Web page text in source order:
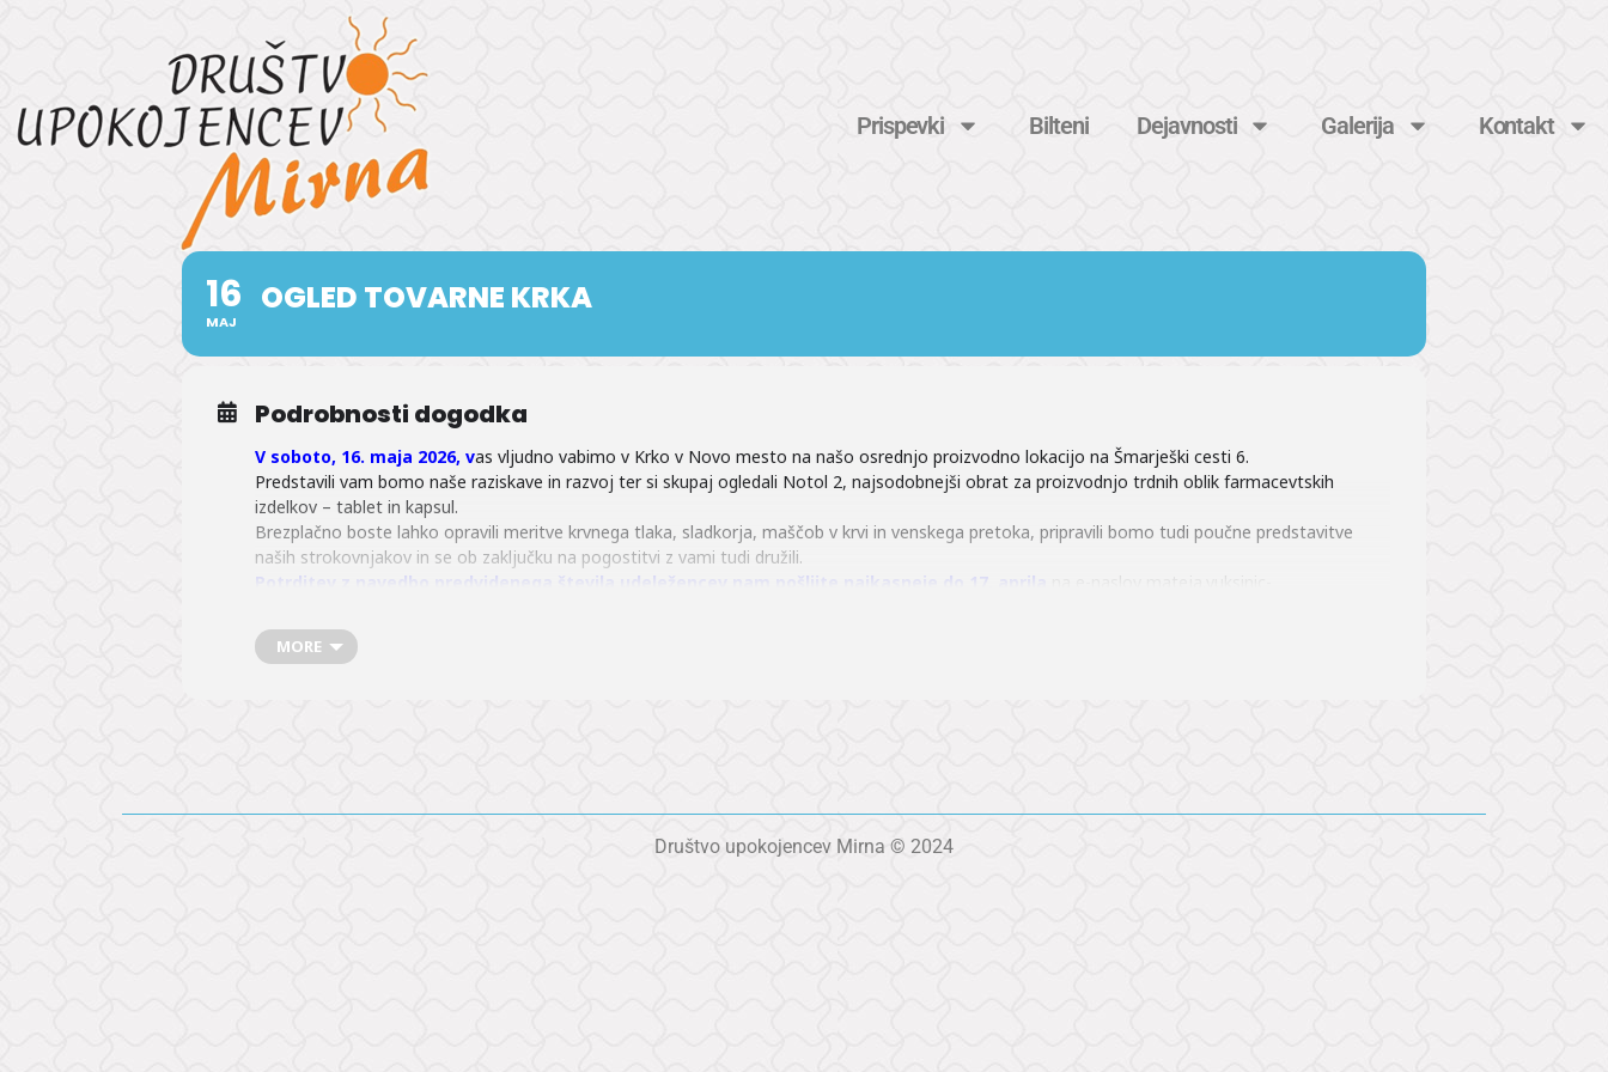
Prispevki Bilteni Dejavnosti Galerija Kontakt
16
MAJ
OGLED TOVARNE KRKA
Podrobnosti dogodka
V soboto, 16. maja 2026, vas vljudno vabimo v Krko v Novo mesto na našo osrednjo proizvodno lokacijo na Šmarješki cesti 6.
Predstavili vam bomo naše raziskave in razvoj ter si skupaj ogledali Notol 2, najsodobnejši obrat za proizvodnjo trdnih oblik farmacevtskih
izdelkov – tablet in kapsul.
Brezplačno boste lahko opravili meritve krvnega tlaka, sladkorja, maščob v krvi in venskega pretoka, pripravili bomo tudi poučne predstavitve
naših strokovnjakov in se ob zaključku na pogostitvi z vami tudi družili.
Potrditev z navedbo predvidenega števila udeležencev nam pošljite najkasneje do 17. aprila
Če se vas bo prijavilo in udeležilo vsaj 48, bomo organizirali brezplačni avtobusni prevoz v obe smeri. Moramo pa že v naprej opozoriti, da boste
na ogledu Krke morali kar precej hoditi,
Služba za odnose z javnostmi
MORE
Društvo upokojencev Mirna © 2024